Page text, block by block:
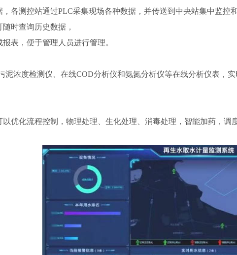
各测控站通过PLC采集现场各种数据，并传送到中央站集中监控和
时查询历史数据，
表，便于管理人员进行管理。
泥浓度检测仪、在线COD分析仪和氨氮分析仪等在线分析仪表，
优化流程控制，物理处理、生化处理、消毒处理，智能加药，调